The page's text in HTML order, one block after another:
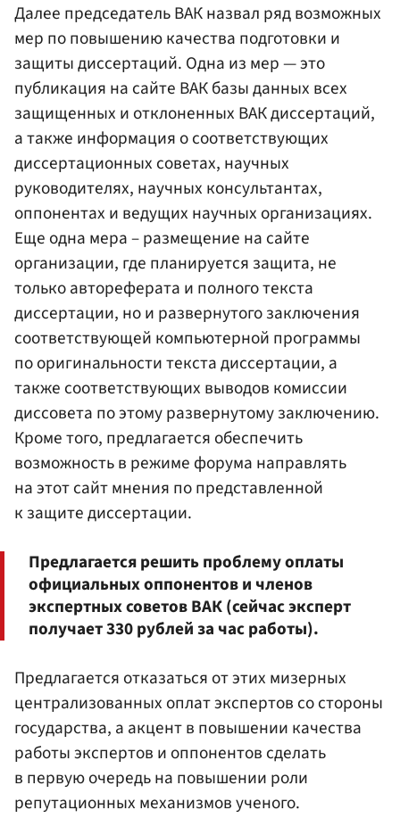
Далее председатель ВАК назвал ряд возможных
мер по повышению качества подготовки и
защиты диссертаций. Одна из мер — это
публикация на сайте ВАК базы данных всех
защищенных и отклоненных ВАК диссертаций,
а также информация о соответствующих
диссертационных советах, научных
руководителях, научных консультантах,
оппонентах и ведущих научных организациях.
Еще одна мера – размещение на сайте
организации, где планируется защита, не
только автореферата и полного текста
диссертации, но и развернутого заключения
соответствующей компьютерной программы
по оригинальности текста диссертации, а
также соответствующих выводов комиссии
диссовета по этому развернутому заключению.
Кроме того, предлагается обеспечить
возможность в режиме форума направлять
на этот сайт мнения по представленной
к защите диссертации.
Предлагается решить проблему оплаты
официальных оппонентов и членов
экспертных советов ВАК (сейчас эксперт
получает 330 рублей за час работы).
Предлагается отказаться от этих мизерных
централизованных оплат экспертов со стороны
государства, а акцент в повышении качества
работы экспертов и оппонентов сделать
в первую очередь на повышении роли
репутационных механизмов ученого.